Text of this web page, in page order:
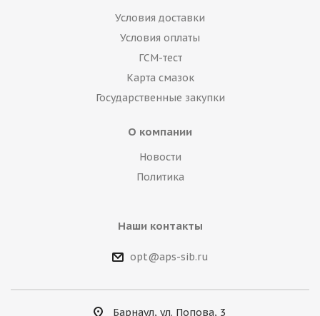
Условия доставки
Условия оплаты
ГСМ-тест
Карта смазок
Государственные закупки
О компании
Новости
Политика
Наши контакты
opt@aps-sib.ru
Барнаул, ул. Попова, 3